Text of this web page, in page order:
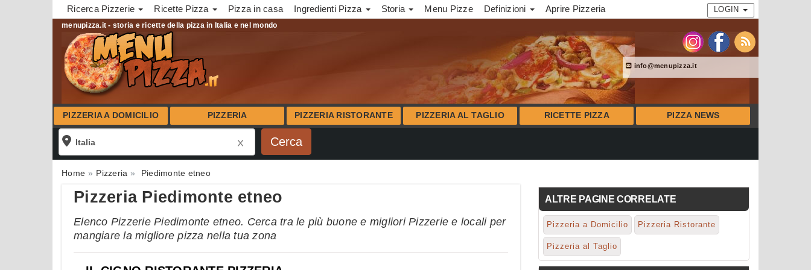
Ricerca Pizzerie Ricette Pizza Pizza in casa Ingredienti Pizza Storia Menu Pizze Definizioni Aprire Pizzeria LOGIN
menupizza.it - storia e ricette della pizza in Italia e nel mondo
info@menupizza.it
PIZZERIA A DOMICILIO PIZZERIA PIZZERIA RISTORANTE PIZZERIA AL TAGLIO RICETTE PIZZA PIZZA NEWS
Home Pizzeria Piedimonte etneo
Pizzeria Piedimonte etneo
Elenco Pizzerie Piedimonte etneo. Cerca tra le più buone e migliori Pizzerie e locali per
mangiare la migliore pizza nella tua zona
ALTRE PAGINE CORRELATE
Pizzeria a Domicilio Pizzeria Ristorante
Pizzeria al Taglio